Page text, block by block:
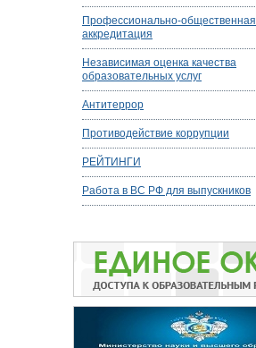
Профессионально-общественная
аккредитация
Независимая оценка качества
образовательных услуг
Антитеррор
Противодействие коррупции
РЕЙТИНГИ
Работа в ВС РФ для выпускников